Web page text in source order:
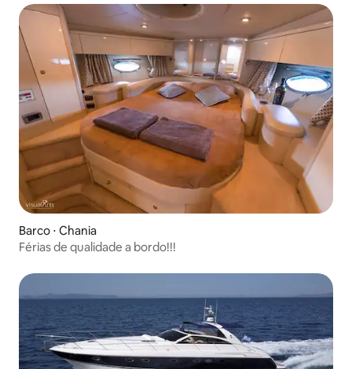
Barco ⋅ Chania
Férias de qualidade a bordo!!!